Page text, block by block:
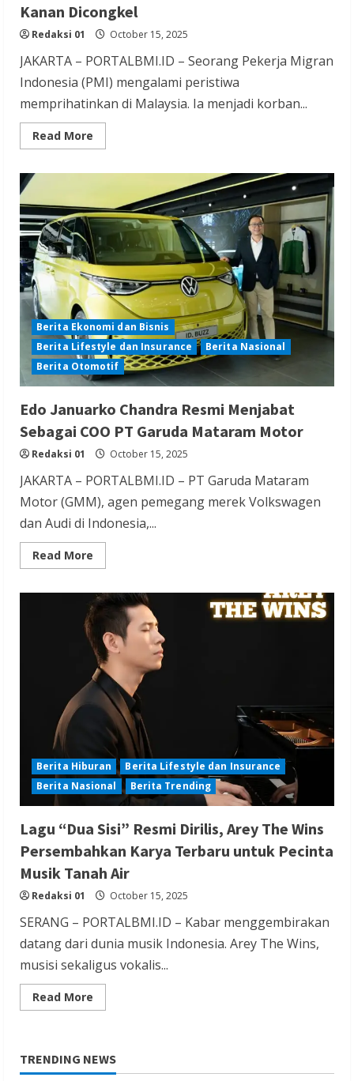
Kanan Dicongkel
Redaksi 01 October 15, 2025
JAKARTA – PORTALBMI.ID – Seorang Pekerja Migran
Indonesia (PMI) mengalami peristiwa
memprihatinkan di Malaysia. Ia menjadi korban...
Read More
more
Malaysia
Disiksa,
Mata
Kanan
Dicongkel
Berita Ekonomi dan Bisnis
Berita Lifestyle dan Insurance
Berita Nasional
Berita Otomotif
Edo Januarko Chandra Resmi Menjabat
Sebagai COO PT Garuda Mataram Motor
Redaksi 01 October 15, 2025
JAKARTA – PORTALBMI.ID – PT Garuda Mataram
Motor (GMM), agen pemegang merek Volkswagen
dan Audi di Indonesia,...
Read More
more
Januarko
Chandra
Resmi
Menjabat
Sebagai
COO
PT
Garuda
Mataram
Motor
Berita Hiburan
Berita Lifestyle dan Insurance
Berita Nasional
Berita Trending
Lagu “Dua Sisi” Resmi Dirilis, Arey The Wins
Persembahkan Karya Terbaru untuk Pecinta
Musik Tanah Air
Redaksi 01 October 15, 2025
SERANG – PORTALBMI.ID – Kabar menggembirakan
datang dari dunia musik Indonesia. Arey The Wins,
musisi sekaligus vokalis...
Read More
more
Resmi
Dirilis,
TRENDING NEWS